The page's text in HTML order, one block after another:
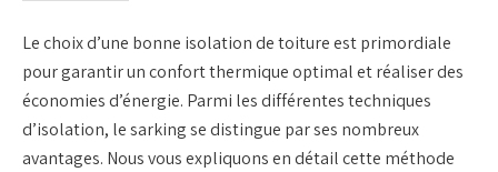
Le choix d’une bonne isolation de toiture est primordiale
pour garantir un confort thermique optimal et réaliser des
économies d’énergie. Parmi les différentes techniques
d’isolation, le sarking se distingue par ses nombreux
avantages. Nous vous expliquons en détail cette méthode